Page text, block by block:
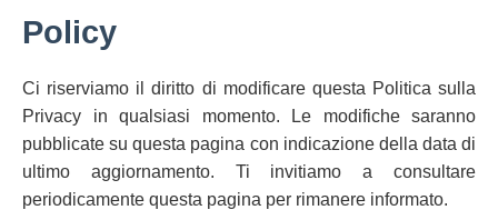
Policy
Ci riserviamo il diritto di modificare questa Politica sulla
Privacy in qualsiasi momento. Le modifiche saranno
pubblicate su questa pagina con indicazione della data di
ultimo aggiornamento. Ti invitiamo a consultare
periodicamente questa pagina per rimanere informato.